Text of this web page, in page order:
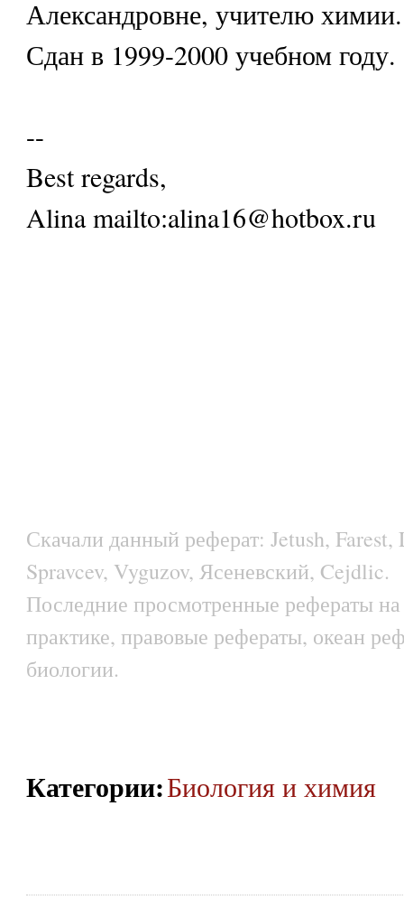
Александровне, учителю химии.
Сдан в 1999-2000 учебном году.
--
Best regards,
Alina mailto:alina16@hotbox.ru
Скачали данный реферат: Jetush,
Spravcev, Vyguzov, Ясеневский, Cejdlic.
Последние просмотренные рефераты на
практике, правовые рефераты, океан
биологии.
Категории:Биология и химия